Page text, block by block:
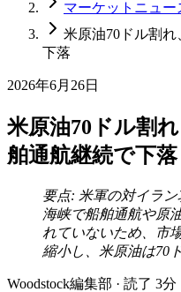
マーケットニュー
米原油70ドル割
下落
2026年6月26日
米原油70ドル割
舶通航継続で下落
要点: 米軍の対イラ
海峡で船舶通航や原
れていないため、市
縮小し、米原油は70
Woodstock編集部 · 読了 3分